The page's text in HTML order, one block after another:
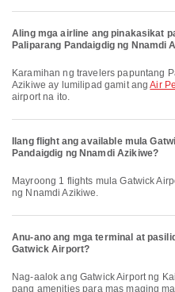
Aling mga airline ang pinakasikat
Paliparang Pandaigdig ng Nnamdi
Karamihan ng travelers papuntang Paliparang Pandaigdig ng Nnamdi
Azikiwe ay lumilipad gamit angAir
airport na ito.
Ilang flight ang available mula
Pandaigdig ng Nnamdi Azikiwe?
Mayroong 1 flights mula Gatwick Airport papunta sa Paliparang Pandaigdig
ng Nnamdi Azikiwe.
Anu-ano ang mga terminal at
Gatwick Airport?
Nag-aalok ang Gatwick Airport ng Kainan, Rental ng Kotse, Tren at iba
pang amenities para mas maging